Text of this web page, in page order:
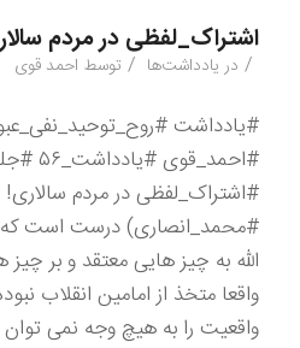
اشتراک_لفظی در مردم
/ در یادداشت‌ها / توسط احمد قوی
#یادداشت
#اشتراک_لفظی در مردم سالاری!
#محمد_انصاری) درست است
الله به چیز هایی معتقد و بر
واقعا متخذ از امامین انقلاب
واقعیت را به هیچ وجه نمی توان